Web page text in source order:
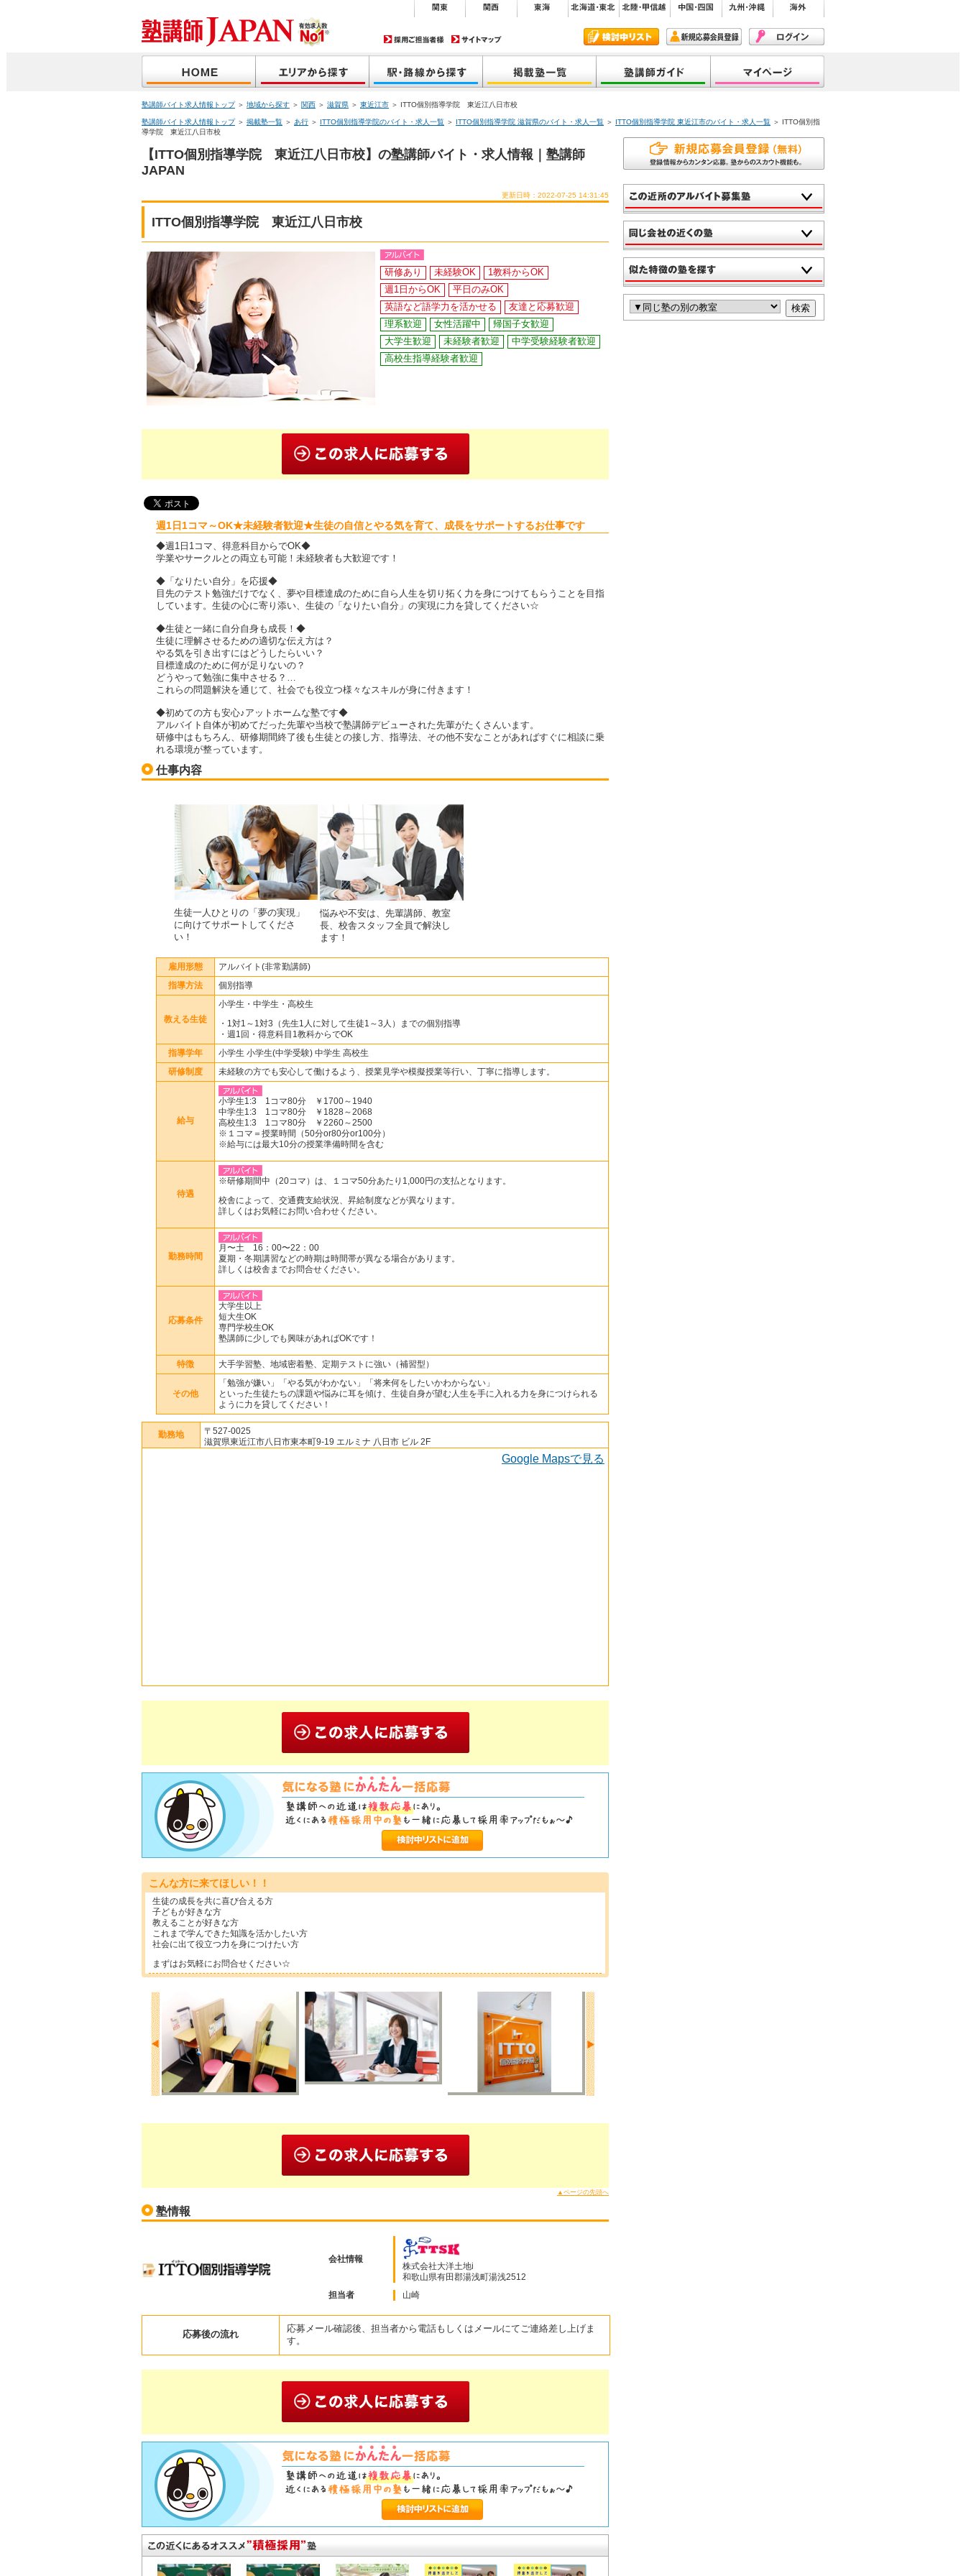
塾講師バイト求人情報トップ＞ 地域から探す ＞ 関西 ＞ 滋賀県 ＞ 東近江市 ＞ ITTO個別指導学院 東近江八日市校
塾講師バイト求人情報トップ＞ 掲載塾一覧 ＞ あ行 ＞ ITTO個別指導学院のバイト・求人一覧 ＞ ITTO個別指導学院 滋賀県のバイト・求人一覧 ＞ ITTO個別指導学院 東近江市のバイト・求人一覧 ＞ ITTO個別指
導学院 東近江八日市校
【ITTO個別指導学院 東近江八日市校】の塾講師バイト・求人情報｜塾講師
JAPAN
更新日時：2022-07-25 14:31:45
ITTO個別指導学院 東近江八日市校
研修あり 未経験OK
1教科からOK
週1日からOK
平日のみOK
英語など語学力を活かせる
友達と応募歓迎
理系歓迎
女性活躍中
帰国子女歓迎
大学生歓迎
未経験者歓迎
中学受験経験者歓迎
高校生指導経験者歓迎
週1日1コマ～OK★未経験者歓迎★生徒の自信とやる気を育て、成長をサポートするお仕事です
◆週1日1コマ、得意科目からでOK◆
学業やサークルとの両立も可能！未経験者も大歓迎です！
◆「なりたい自分」を応援◆
目先のテスト勉強だけでなく、夢や目標達成のために自ら人生を切り拓く力を身につけてもらうことを目指
しています。生徒の心に寄り添い、生徒の「なりたい自分」の実現に力を貸してください☆
◆生徒と一緒に自分自身も成長！◆
生徒に理解させるための適切な伝え方は？
やる気を引き出すにはどうしたらいい？
目標達成のために何が足りないの？
どうやって勉強に集中させる？…
これらの問題解決を通じて、社会でも役立つ様々なスキルが身に付きます！
◆初めての方も安心♪アットホームな塾です◆
アルバイト自体が初めてだった先輩や当校で塾講師デビューされた先輩がたくさんいます。
研修中はもちろん、研修期間終了後も生徒との接し方、指導法、その他不安なことがあればすぐに相談に乗
れる環境が整っています。
仕事内容
生徒一人ひとりの「夢の実現」
に向けてサポートしてくださ
い！
悩みや不安は、先輩講師、教室
長、校舎スタッフ全員で解決し
ます！
雇用形態 アルバイト(非常勤講師)
指導方法 個別指導
教える生徒
小学生・中学生・高校生
・1対1～1対3（先生1人に対して生徒1～3人）までの個別指導
・週1回・得意科目1教科からでOK
指導学年 小学生 小学生(中学受験) 中学生 高校生
研修制度 未経験の方でも安心して働けるよう、授業見学や模擬授業等行い、丁寧に指導します。
給与
小学生1:3 1コマ80分 ￥1700～1940
中学生1:3 1コマ80分 ￥1828～2068
高校生1:3 1コマ80分 ￥2260～2500
※１コマ＝授業時間（50分or80分or100分）
※給与には最大10分の授業準備時間を含む
待遇
※研修期間中（20コマ）は、１コマ50分あたり1,000円の支払となります。
校舎によって、交通費支給状況、昇給制度などが異なります。
詳しくはお気軽にお問い合わせください。
勤務時間
月〜土 16：00〜22：00
夏期・冬期講習などの時期は時間帯が異なる場合があります。
詳しくは校舎までお問合せください。
応募条件
大学生以上
短大生OK
専門学校生OK
塾講師に少しでも興味があればOKです！
特徴 大手学習塾、地域密着塾、定期テストに強い（補習型）
その他
「勉強が嫌い」「やる気がわかない」「将来何をしたいかわからない」
といった生徒たちの課題や悩みに耳を傾け、生徒自身が望む人生を手に入れる力を身につけられる
ように力を貸してください！
勤務地
〒527-0025
滋賀県東近江市八日市東本町9-19 エルミナ 八日市 ビル 2F
Google Mapsで見る
こんな方に来てほしい！！
生徒の成長を共に喜び合える方
子どもが好きな方
教えることが好きな方
これまで学んできた知識を活かしたい方
社会に出て役立つ力を身につけたい方
まずはお気軽にお問合せください☆
▲ページの先頭へ
塾情報
会社情報
株式会社大洋土地i
和歌山県有田郡湯浅町湯浅2512
担当者 山崎
応募後の流れ
応募メール確認後、担当者から電話もしくはメールにてご連絡差し上げま
す。